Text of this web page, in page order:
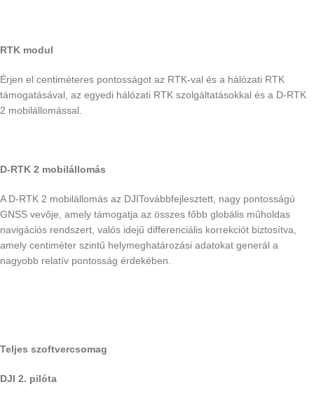
RTK modul
Érjen el centiméteres pontosságot az RTK-val és a hálózati RTK
támogatásával, az egyedi hálózati RTK szolgáltatásokkal és a D-RTK
2 mobilállomással.
D-RTK 2 mobilállomás
A D-RTK 2 mobilállomás az DJITovábbfejlesztett, nagy pontosságú
GNSS vevője, amely támogatja az összes főbb globális műholdas
navigációs rendszert, valós idejű differenciális korrekciót biztosítva,
amely centiméter szintű helymeghatározási adatokat generál a
nagyobb relatív pontosság érdekében.
Teljes szoftvercsomag
DJI 2. pilóta